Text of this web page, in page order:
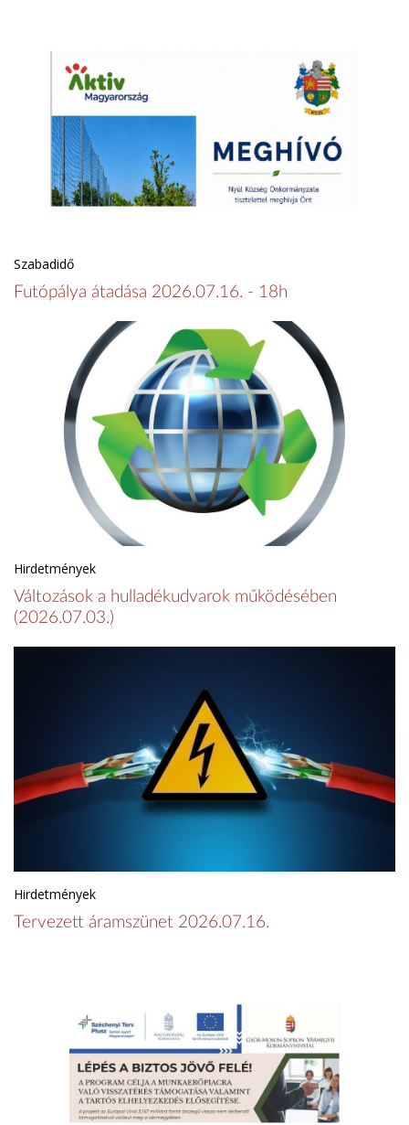
Szabadidő
Futópálya átadása 2026.07.16. - 18h
Hirdetmények
Változások a hulladékudvarok működésében
(2026.07.03.)
Hirdetmények
Tervezett áramszünet 2026.07.16.